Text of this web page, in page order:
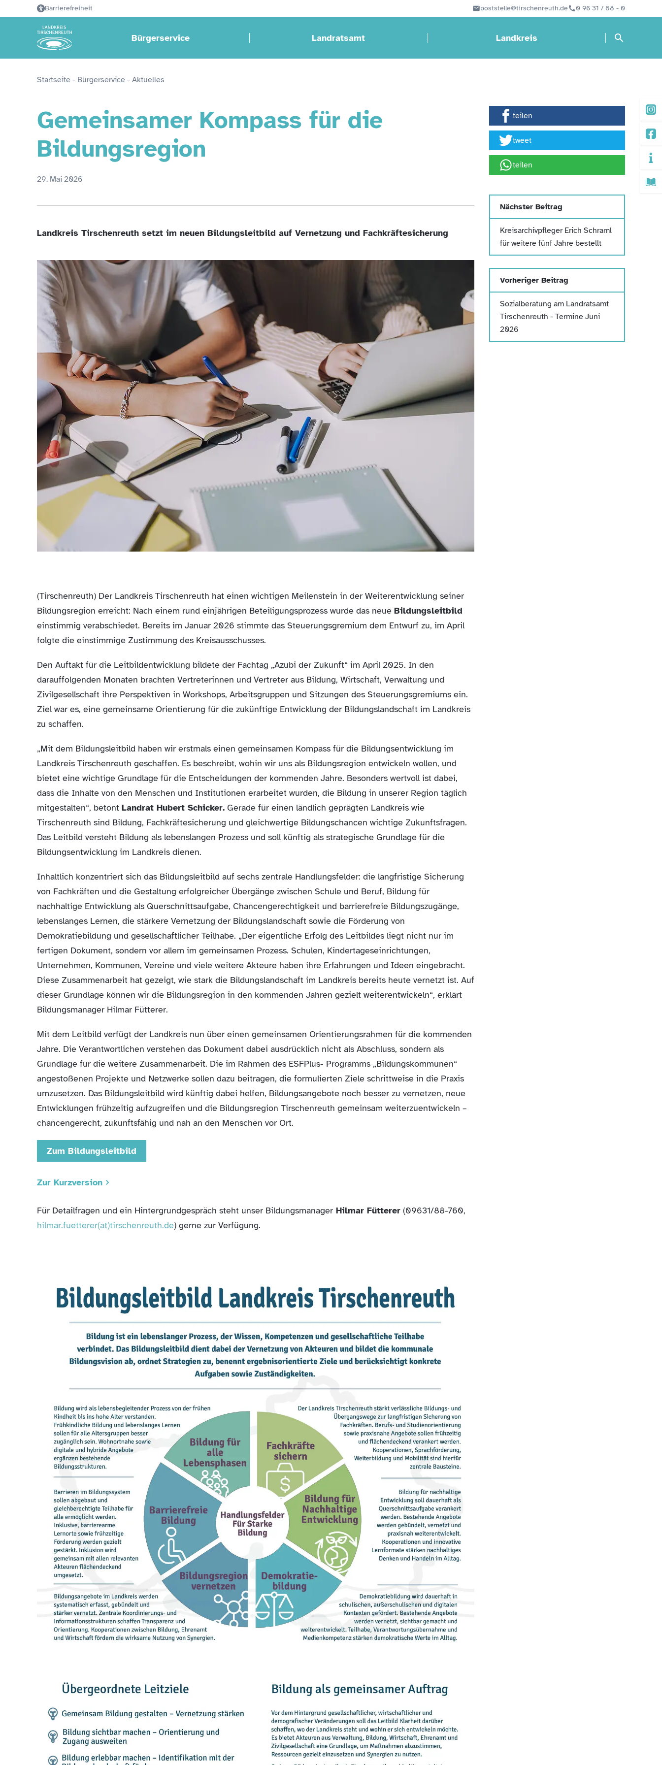
Barrierefreiheit poststelle@tirschenreuth.de 0 96 31 / 88 - 0
Bürgerservice Landratsamt Landkreis
Startseite - Bürgerservice - Aktuelles
Gemeinsamer Kompass für die
Bildungsregion
29. Mai 2026
Landkreis Tirschenreuth setzt im neuen Bildungsleitbild auf Vernetzung und Fachkräftesicherung
(Tirschenreuth) Der Landkreis Tirschenreuth hat einen wichtigen Meilenstein in der Weiterentwicklung seiner
Bildungsregion erreicht: Nach einem rund einjährigen Beteiligungsprozess wurde das neue Bildungsleitbild
einstimmig verabschiedet. Bereits im Januar 2026 stimmte das Steuerungsgremium dem Entwurf zu, im April
folgte die einstimmige Zustimmung des Kreisausschusses.
Den Auftakt für die Leitbildentwicklung bildete der Fachtag „Azubi der Zukunft“ im April 2025. In den
darauffolgenden Monaten brachten Vertreterinnen und Vertreter aus Bildung, Wirtschaft, Verwaltung und
Zivilgesellschaft ihre Perspektiven in Workshops, Arbeitsgruppen und Sitzungen des Steuerungsgremiums ein.
Ziel war es, eine gemeinsame Orientierung für die zukünftige Entwicklung der Bildungslandschaft im Landkreis
zu schaffen.
„Mit dem Bildungsleitbild haben wir erstmals einen gemeinsamen Kompass für die Bildungsentwicklung im
Landkreis Tirschenreuth geschaffen. Es beschreibt, wohin wir uns als Bildungsregion entwickeln wollen, und
bietet eine wichtige Grundlage für die Entscheidungen der kommenden Jahre. Besonders wertvoll ist dabei,
dass die Inhalte von den Menschen und Institutionen erarbeitet wurden, die Bildung in unserer Region täglich
mitgestalten“, betont Landrat Hubert Schicker. Gerade für einen ländlich geprägten Landkreis wie
Tirschenreuth sind Bildung, Fachkräftesicherung und gleichwertige Bildungschancen wichtige Zukunftsfragen.
Das Leitbild versteht Bildung als lebenslangen Prozess und soll künftig als strategische Grundlage für die
Bildungsentwicklung im Landkreis dienen.
Inhaltlich konzentriert sich das Bildungsleitbild auf sechs zentrale Handlungsfelder: die langfristige Sicherung
von Fachkräften und die Gestaltung erfolgreicher Übergänge zwischen Schule und Beruf, Bildung für
nachhaltige Entwicklung als Querschnittsaufgabe, Chancengerechtigkeit und barrierefreie Bildungszugänge,
lebenslanges Lernen, die stärkere Vernetzung der Bildungslandschaft sowie die Förderung von
Demokratiebildung und gesellschaftlicher Teilhabe. „Der eigentliche Erfolg des Leitbildes liegt nicht nur im
fertigen Dokument, sondern vor allem im gemeinsamen Prozess. Schulen, Kindertageseinrichtungen,
Unternehmen, Kommunen, Vereine und viele weitere Akteure haben ihre Erfahrungen und Ideen eingebracht.
Diese Zusammenarbeit hat gezeigt, wie stark die Bildungslandschaft im Landkreis bereits heute vernetzt ist. Auf
dieser Grundlage können wir die Bildungsregion in den kommenden Jahren gezielt weiterentwickeln“, erklärt
Bildungsmanager Hilmar Fütterer.
Mit dem Leitbild verfügt der Landkreis nun über einen gemeinsamen Orientierungsrahmen für die kommenden
Jahre. Die Verantwortlichen verstehen das Dokument dabei ausdrücklich nicht als Abschluss, sondern als
Grundlage für die weitere Zusammenarbeit. Die im Rahmen des ESFPlus- Programms „Bildungskommunen“
angestoßenen Projekte und Netzwerke sollen dazu beitragen, die formulierten Ziele schrittweise in die Praxis
umzusetzen. Das Bildungsleitbild wird künftig dabei helfen, Bildungsangebote noch besser zu vernetzen, neue
Entwicklungen frühzeitig aufzugreifen und die Bildungsregion Tirschenreuth gemeinsam weiterzuentwickeln –
chancengerecht, zukunftsfähig und nah an den Menschen vor Ort.
Zum Bildungsleitbild
Zur Kurzversion
Für Detailfragen und ein Hintergrundgespräch steht unser Bildungsmanager Hilmar Fütterer (09631/88-760,
hilmar.fuetterer(at)tirschenreuth.de) gerne zur Verfügung.
teilen
tweet
teilen
Nächster Beitrag
Kreisarchivpfleger Erich Schraml
für weitere fünf Jahre bestellt
Vorheriger Beitrag
Sozialberatung am Landratsamt
Tirschenreuth - Termine Juni
2026